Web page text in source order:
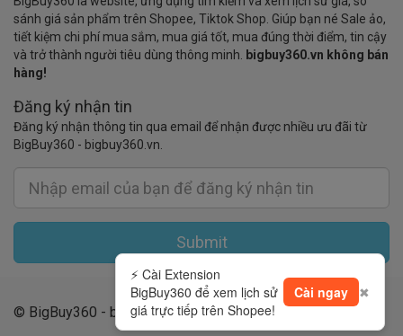
⚡ Cài Extension
BigBuy360 để xem lịch sử
giá trực tiếp trên Shopee!
Cài ngay ✖
sánh giá sản phẩm trên Shopee, Tiktok Shop. Giúp bạn né Sale ảo,
tiết kiệm chi phí mua sắm, mua giá tốt, mua đúng thời điểm, tin cậy
và trở thành người tiêu dùng thông minh. bigbuy360.vn không bán
hàng!
Đăng ký nhận tin
Đăng ký nhận thông tin qua email để nhận được nhiều ưu đãi từ
BigBuy360 - bigbuy360.vn.
Submit
© BigBuy360 - bigbuy360.vn 2019 - 2026